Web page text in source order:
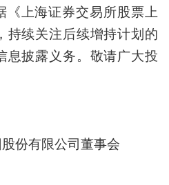
《上海证券交易所股票上
持续关注后续增持计划的
息披露义务。敬请广大投
份有限公司董事会